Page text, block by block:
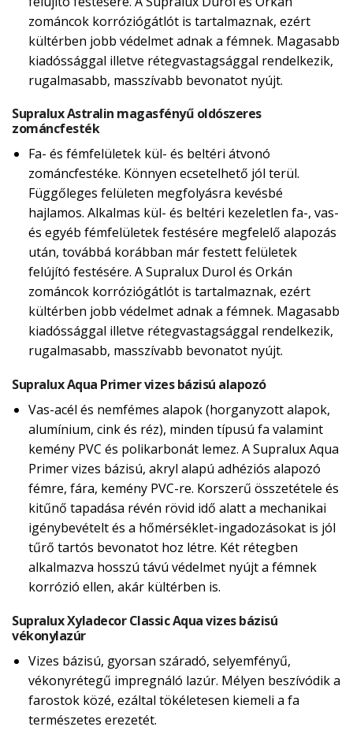
zománcok korróziógátlót is tartalmaznak, ezért
kültérben jobb védelmet adnak a fémnek. Magasabb
kiadóssággal illetve rétegvastagsággal rendelkezik,
rugalmasabb, masszívabb bevonatot nyújt.
Supralux Astralin magasfényű oldószeres
zománcfesték
Fa- és fémfelületek kül- és beltéri átvonó
zománcfestéke. Könnyen ecsetelhető jól terül.
Függőleges felületen megfolyásra kevésbé
hajlamos. Alkalmas kül- és beltéri kezeletlen fa-, vas-
és egyéb fémfelületek festésére megfelelő alapozás
után, továbbá korábban már festett felületek
felújító festésére. A Supralux Durol és Orkán
zománcok korróziógátlót is tartalmaznak, ezért
kültérben jobb védelmet adnak a fémnek. Magasabb
kiadóssággal illetve rétegvastagsággal rendelkezik,
rugalmasabb, masszívabb bevonatot nyújt.
Supralux Aqua Primer vizes bázisú alapozó
Vas-acél és nemfémes alapok (horganyzott alapok,
alumínium, cink és réz), minden típusú fa valamint
kemény PVC és polikarbonát lemez. A Supralux Aqua
Primer vizes bázisú, akryl alapú adhéziós alapozó
fémre, fára, kemény PVC-re. Korszerű összetétele és
kitűnő tapadása révén rövid idő alatt a mechanikai
igénybevételt és a hőmérséklet-ingadozásokat is jól
tűrő tartós bevonatot hoz létre. Két rétegben
alkalmazva hosszú távú védelmet nyújt a fémnek
korrózió ellen, akár kültérben is.
Supralux Xyladecor Classic Aqua vizes bázisú
vékonylazúr
Vizes bázisú, gyorsan száradó, selyemfényű,
vékonyrétegű impregnáló lazúr. Mélyen beszívódik a
farostok közé, ezáltal tökéletesen kiemeli a fa
természetes erezetét.